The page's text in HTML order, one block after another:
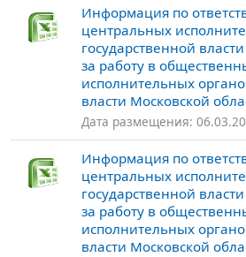
Информация по
центральных
государственной
за работу в
исполнительных
власти Московской
Дата размещения:
Информация по
центральных
государственной
за работу в
исполнительных
власти Московской